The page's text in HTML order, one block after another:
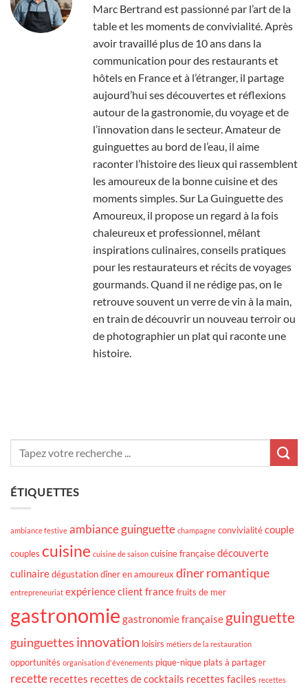
Marc Bertrand est passionné par l’art de la
table et les moments de convivialité. Après
avoir travaillé plus de 10 ans dans la
communication pour des restaurants et
hôtels en France et à l’étranger, il partage
aujourd’hui ses découvertes et réflexions
autour de la gastronomie, du voyage et de
l’innovation dans le secteur. Amateur de
guinguettes au bord de l’eau, il aime
raconter l’histoire des lieux qui rassemblent
les amoureux de la bonne cuisine et des
moments simples. Sur La Guinguette des
Amoureux, il propose un regard à la fois
chaleureux et professionnel, mêlant
inspirations culinaires, conseils pratiques
pour les restaurateurs et récits de voyages
gourmands. Quand il ne rédige pas, on le
retrouve souvent un verre de vin à la main,
en train de découvrir un nouveau terroir ou
de photographier un plat qui raconte une
histoire.
ÉTIQUETTES
ambiance festive ambiance guinguette champagne convivialitécouple
couples cuisine cuisine de saison cuisine françaisedécouverte
culinairedégustationdîner en amoureux dîner romantique
entrepreneuriat expérience client francefruits de mer
gastronomie gastronomie française guinguette
guinguettes innovation loisirs métiers de la restauration
opportunités organisation d'événements pique-nique plats à partager
recette recettes recettes de cocktails recettes faciles recettes